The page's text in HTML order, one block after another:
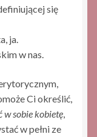
się
ja.
w nas.
Ci określić,
w sobie kobietę,
w pełni ze